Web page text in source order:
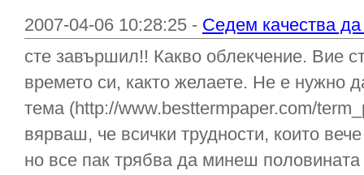
2007-04-06 10:28:25 - Седем качества
сте завършил!! Какво облекчение. Вие
времето си, както желаете. Не е нужно
тема (http://www.besttermpaper.com/
вярваш, че всички трудности, които
но все пак трябва да минеш